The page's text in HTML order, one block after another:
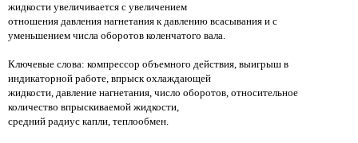
жидкости увеличивается с увеличением
отношения давления нагнетания к давлению всасывания и с
уменьшением числа оборотов коленчатого вала.
Ключевые слова: компрессор объемного действия, выигрыш в
индикаторной работе, впрыск охлаждающей
жидкости, давление нагнетания, число оборотов, относительное
количество впрыскиваемой жидкости,
средний радиус капли, теплообмен.